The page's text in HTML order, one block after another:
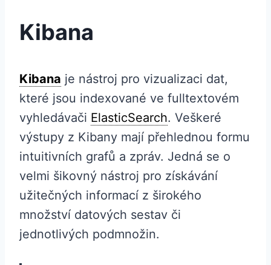
Kibana
Kibana je nástroj pro vizualizaci dat,
které jsou indexované ve fulltextovém
vyhledávači ElasticSearch. Veškeré
výstupy z Kibany mají přehlednou formu
intuitivních grafů a zpráv. Jedná se o
velmi šikovný nástroj pro získávání
užitečných informací z širokého
množství datových sestav či
jednotlivých podmnožin.